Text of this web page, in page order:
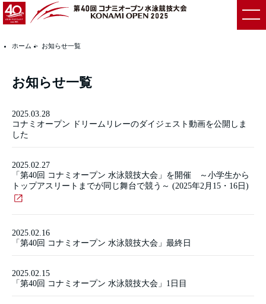
ホーム お知らせ一覧
お知らせ一覧
2025.03.28
コナミオープン ドリームリレーのダイジェスト動画を公開しま
した
2025.02.27
「第40回 コナミオープン 水泳競技大会」を開催 ～小学生から
トップアスリートまでが同じ舞台で競う～ (2025年2月15・16日)
2025.02.16
「第40回 コナミオープン 水泳競技大会」最終日
2025.02.15
「第40回 コナミオープン 水泳競技大会」1日目